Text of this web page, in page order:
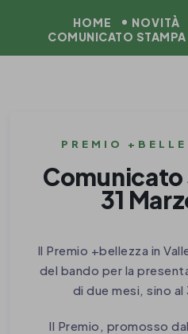
HOME NOVITÀ
COMUNICATO
PREMIO
31
Il Premio +bellezza in
del bando per la
di due mesi, sino al
Il Premio, promosso